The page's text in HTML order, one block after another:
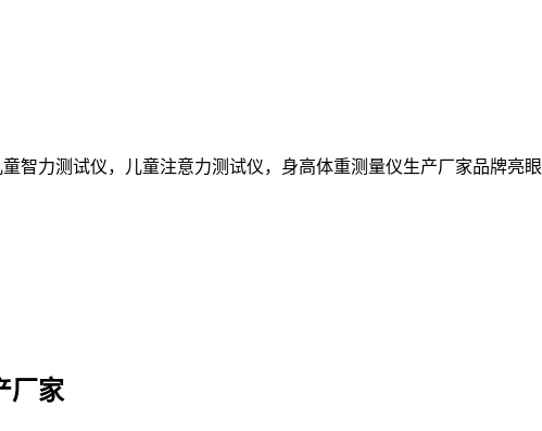
智力测试仪，儿童注意力测试仪，身高体重测量仪生产厂家品牌亮眼
厂家